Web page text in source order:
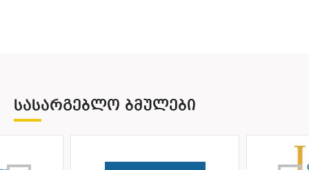
ᲡᲐᲡᲐᲠᲒᲔᲑᲚᲝ ᲑᲛᲣᲚᲔᲑᲘ